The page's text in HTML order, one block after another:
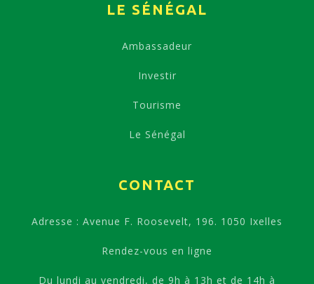
LE SÉNÉGAL
Ambassadeur
Investir
Tourisme
Le Sénégal
CONTACT
Adresse : Avenue F. Roosevelt, 196. 1050 Ixelles
Rendez-vous en ligne
Du lundi au vendredi, de 9h à 13h et de 14h à